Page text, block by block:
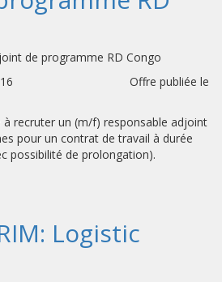
de programme RD Congo
PA-2016 Offre publiée le
à recruter un (m/f) responsable adjoint
pour un contrat de travail à durée
possibilité de prolongation).
Logistic